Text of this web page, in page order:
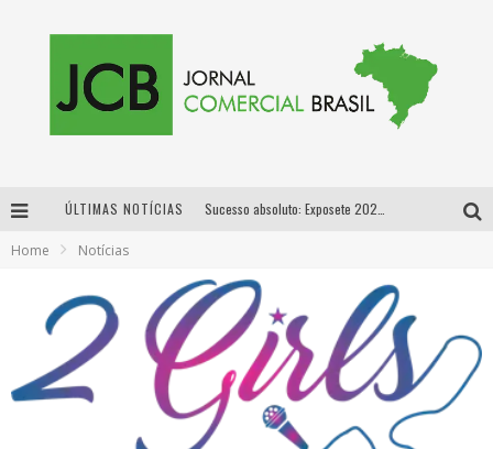
ÚLTIMAS NOTÍCIAS
Designer mineira lança jogo educativo sobre coleta seletiva na maior feira de jogos de tabuleiro da América Latina
Proibida anuncia retorno da Puro Malte Extra e consolida trajetória de democratização cervejeira no Brasil
Home Notícias